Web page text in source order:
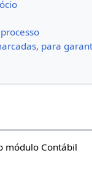
para
módulo Contábil